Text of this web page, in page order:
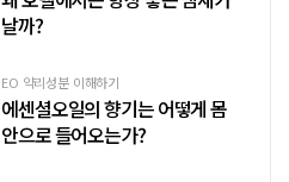
날까?
EO 약리성분 이해하기
에센셜오일의 향기는 어떻게 몸
안으로 들어오는가?